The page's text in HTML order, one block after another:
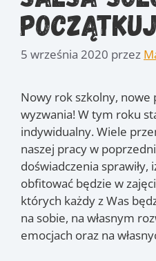
5 września 2020 przez
Nowy rok szkolny, nowe
wyzwania! W tym roku
indywidualny. Wiele
naszej pracy w
doświadczenia sprawiły,
obfitować będzie w
których każdy z Was
na sobie, na własnym
emocjach oraz na